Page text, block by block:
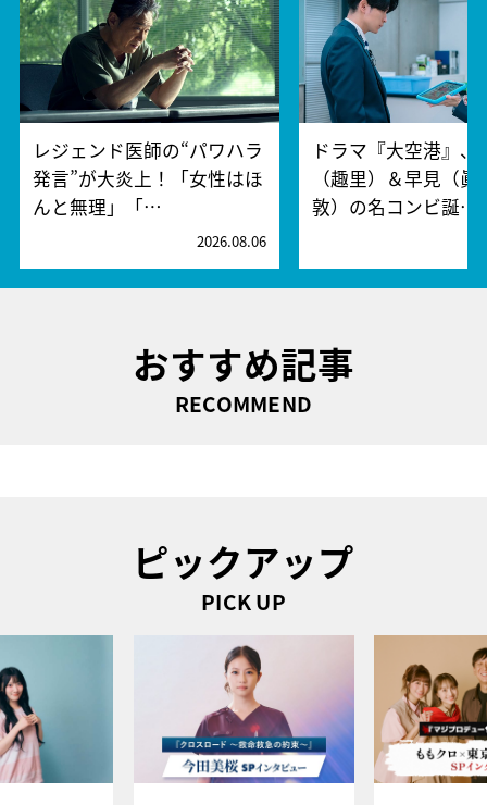
レジェンド医師の“パワハラ
発言”が大炎上！「女性はほ
んと無理」「…
2026.08.06
ドラマ『大空港』、
（趣里）＆早見（眞
敦）の名コンビ誕…
おすすめ記事
RECOMMEND
ピックアップ
PICK UP